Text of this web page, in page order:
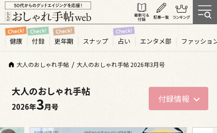
健康 付録 更年期 スナップ 占い エンタメ部 ファッショ
大人のおしゃれ手帖 大人のおしゃれ手帖 2026年3月号
大人のおしゃれ手帖
2026年3月号
付録情報